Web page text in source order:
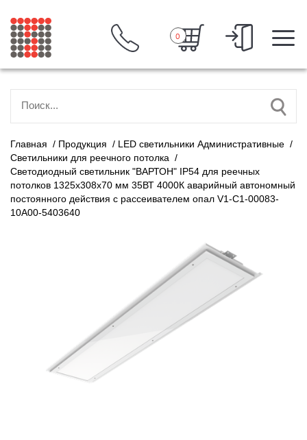
0
Главная / Продукция / LED светильники Административные /
Светильники для реечного потолка /
Светодиодный светильник "ВАРТОН" IP54 для реечных
потолков 1325х308х70 мм 35ВТ 4000К аварийный автономный
постоянного действия с рассеивателем опал V1-C1-00083-
10A00-5403640